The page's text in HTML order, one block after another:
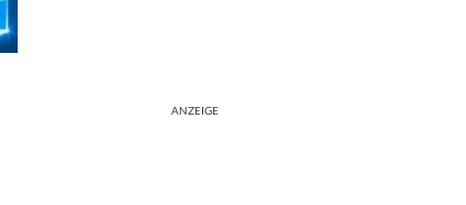
ANZEIGE